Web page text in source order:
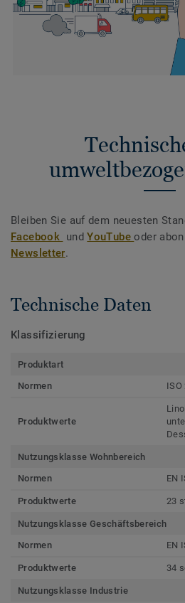
Bleiben Sie auf dem neuesten
Facebook undYouTubeoder
Newsletter.
Technische Daten
Klassifizierung
Produktart
Normen
ISO
Produktwerte
Nutzungsklasse Wohnbereich
Normen
EN
Produktwerte 23
Nutzungsklasse Geschäftsbereich
Normen
EN
Produktwerte 34
Nutzungsklasse Industrie